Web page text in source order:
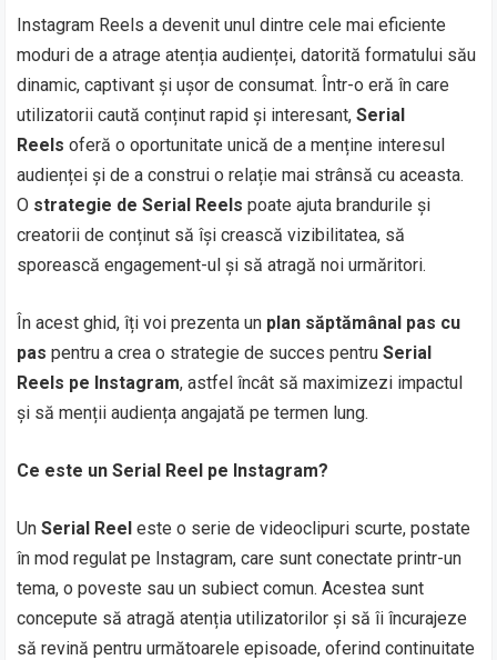
Instagram Reels a devenit unul dintre cele mai eficiente
moduri de a atrage atenția audienței, datorită formatului său
dinamic, captivant și ușor de consumat. Într-o eră în care
utilizatorii caută conținut rapid și interesant,Serial
Reels oferă o oportunitate unică de a menține interesul
audienței și de a construi o relație mai strânsă cu aceasta.
O strategie de Serial Reels poate ajuta brandurile și
creatorii de conținut să își crească vizibilitatea, să
sporească engagement-ul și să atragă noi urmăritori.
În acest ghid, îți voi prezenta un plan săptămânal pas cu
pas pentru a crea o strategie de succes pentruSerial
Reels pe Instagram, astfel încât să maximizezi impactul
și să menții audiența angajată pe termen lung.
Ce este un Serial Reel pe Instagram?
UnSerial Reel este o serie de videoclipuri scurte, postate
în mod regulat pe Instagram, care sunt conectate printr-un
tema, o poveste sau un subiect comun. Acestea sunt
concepute să atragă atenția utilizatorilor și să îi încurajeze
să revină pentru următoarele episoade, oferind continuitate